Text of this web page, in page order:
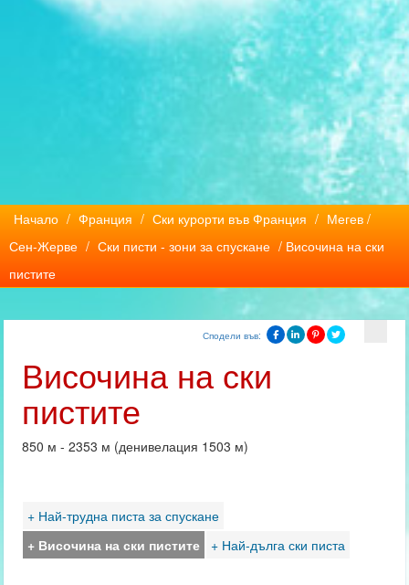
Начало / Франция / Ски курорти във Франция / Мегев /
Сен-Жерве / Ски писти - зони за спускане / Височина на ски
пистите
Сподели във:
Височина на ски
пистите
850 м - 2353 м (денивелация 1503 м)
+ Най-трудна писта за спускане
+ Височина на ски пистите
+ Най-дълга ски писта